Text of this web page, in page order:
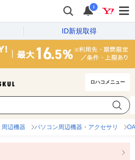
i
ID新規取得
ロハコメニュー
辺機器 パソコン周辺機器・アクセサリ